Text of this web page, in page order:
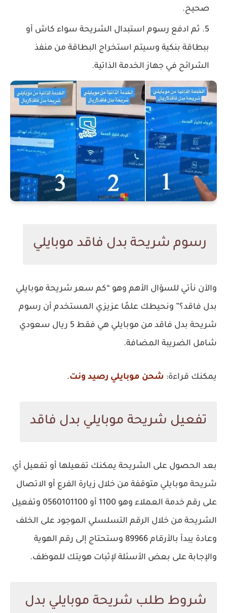
صحيح.
ثم ادفع رسوم استبدال الشريحة سواء كاش أو
ببطاقة بنكية وسيتم استخراج البطاقة من منفذ
الشرائح في جهاز الخدمة الذاتية.
رسوم شريحة بدل فاقد موبايلي
والآن نأتي للسؤال الأهم وهو “كم سعر شريحة موبايلي
بدل فاقد؟” ونحيطك علمًا عزيزي المستخدم أن رسوم
شريحة بدل فاقد من موبايلي هي فقط 5 ريال سعودي
شامل الضريبة المضافة.
يمكنك قراءة: شحن موبايلي رصيد ونت.
تفعيل شريحة موبايلي بدل فاقد
بعد الحصول على الشريحة يمكنك تفعيلها أو تفعيل أي
شريحة موبايلي متوقفة من خلال زيارة الفرع أو الاتصال
على رقم خدمة العملاء وهو 1100 أو 0560101100 وتفعيل
الشريحة من خلال الرقم التسلسلي الموجود على الخلف
وعادة يبدأ بالأرقام 89966 وستحتاج إلى رقم الهوية
والإجابة على بعض الأسئلة لإثبات هويتك للموظف.
شروط طلب شريحة موبايلي بدل